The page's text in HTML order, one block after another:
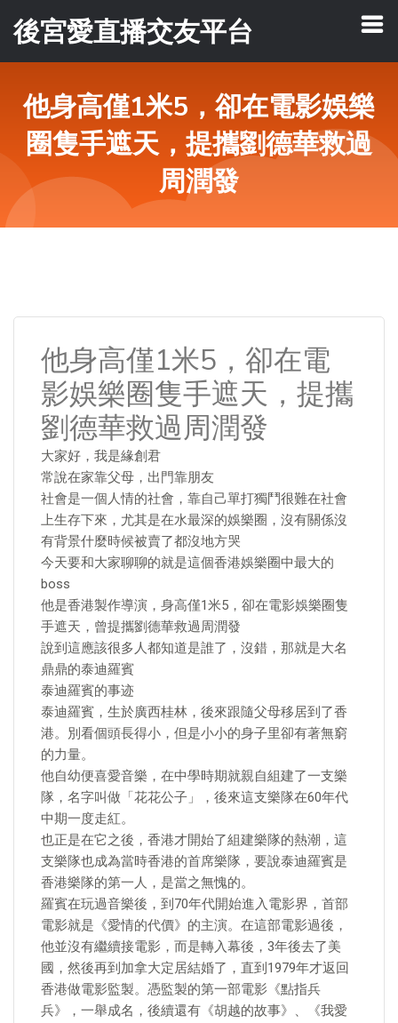
後宮愛直播交友平台
他身高僅1米5，卻在電影娛樂
圈隻手遮天，提攜劉德華救過
周潤發
他身高僅1米5，卻在電
影娛樂圈隻手遮天，提攜
劉德華救過周潤發
大家好，我是緣創君
常說在家靠父母，出門靠朋友
社會是一個人情的社會，靠自己單打獨鬥很難在社會
上生存下來，尤其是在水最深的娛樂圈，沒有關係沒
有背景什麼時候被賣了都沒地方哭
今天要和大家聊聊的就是這個香港娛樂圈中最大的
boss
他是香港製作導演，身高僅1米5，卻在電影娛樂圈隻
手遮天，曾提攜劉德華救過周潤發
說到這應該很多人都知道是誰了，沒錯，那就是大名
鼎鼎的泰迪羅賓
泰迪羅賓的事迹
泰迪羅賓，生於廣西桂林，後來跟隨父母移居到了香
港。別看個頭長得小，但是小小的身子里卻有著無窮
的力量。
他自幼便喜愛音樂，在中學時期就親自組建了一支樂
隊，名字叫做「花花公子」，後來這支樂隊在60年代
中期一度走紅。
也正是在它之後，香港才開始了組建樂隊的熱潮，這
支樂隊也成為當時香港的首席樂隊，要說泰迪羅賓是
香港樂隊的第一人，是當之無愧的。
羅賓在玩過音樂後，到70年代開始進入電影界，首部
電影就是《愛情的代價》的主演。在這部電影過後，
他並沒有繼續接電影，而是轉入幕後，3年後去了美
國，然後再到加拿大定居結婚了，直到1979年才返回
香港做電影監製。憑監製的第一部電影《點指兵
兵》，一舉成名，後續還有《胡越的故事》、《我愛